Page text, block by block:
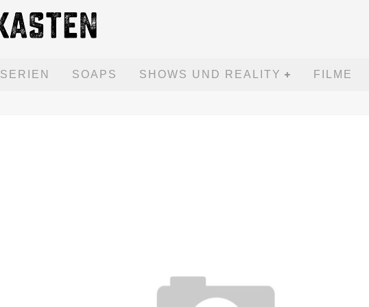
SERIEN SOAPS SHOWS UND REALITY FILME